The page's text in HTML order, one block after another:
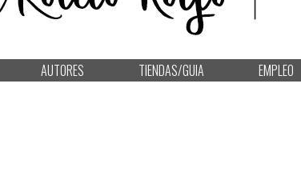
AUTORES TIENDAS/GUIA EMPLEO